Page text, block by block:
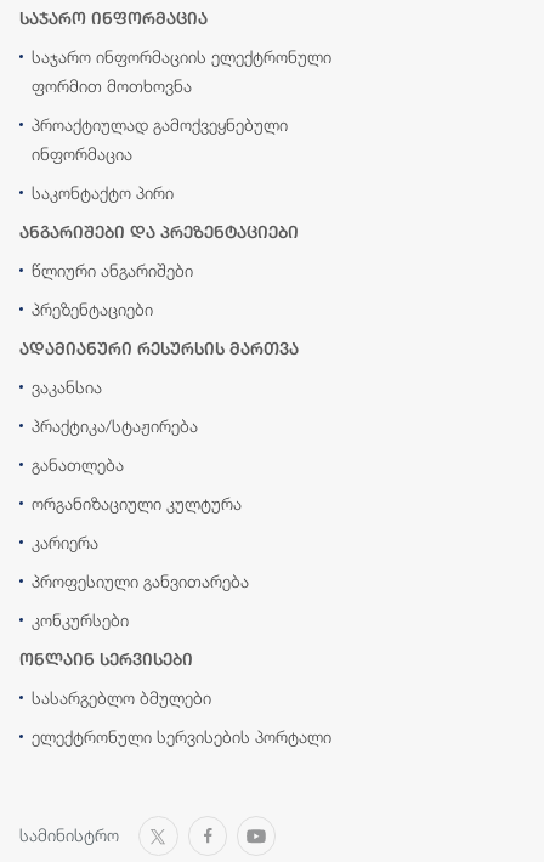
საჯარო ინფორმაცია
საჯარო ინფორმაციის ელექტრონული
ფორმით მოთხოვნა
პროაქტიულად გამოქვეყნებული
ინფორმაცია
საკონტაქტო პირი
ანგარიშები და პრეზენტაციები
წლიური ანგარიშები
პრეზენტაციები
ადამიანური რესურსის მართვა
ვაკანსია
პრაქტიკა/სტაჟირება
განათლება
ორგანიზაციული კულტურა
კარიერა
პროფესიული განვითარება
კონკურსები
ონლაინ სერვისები
სასარგებლო ბმულები
ელექტრონული სერვისების პორტალი
სამინისტრო